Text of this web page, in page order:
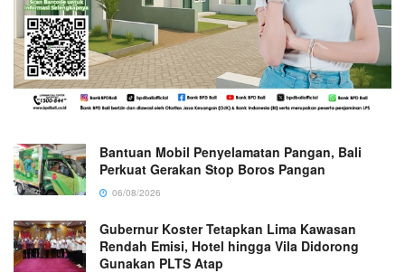
Bantuan Mobil Penyelamatan Pangan, Bali
Perkuat Gerakan Stop Boros Pangan
06/08/2026
Gubernur Koster Tetapkan Lima Kawasan
Rendah Emisi, Hotel hingga Vila Didorong
Gunakan PLTS Atap